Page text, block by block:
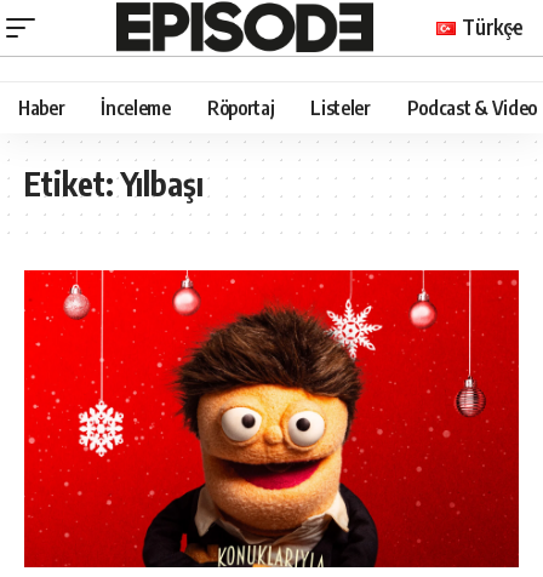
Türkçe
Haber İnceleme Röportaj Listeler Podcast & Video
Etiket:Yılbaşı